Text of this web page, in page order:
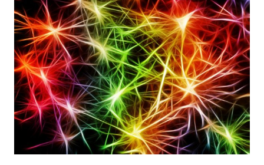
W
WORDPRESSIE